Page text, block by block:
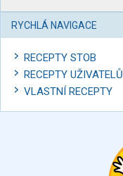
RYCHLÁ NAVIGACE
RECEPTY STOB
RECEPTY
VLASTNÍ RECEPTY